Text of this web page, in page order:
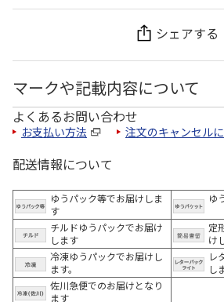
シェアする
マークや記載内容について
よくあるお問い合わせ
お支払い方法 注文のキャンセル
配送情報について
ゆうパック等でお届けしま
す
ゆ
チルドゆうパックでお届け
します
定
け
冷凍ゆうパックでお届けし
ます。
レ
し
佐川急便でのお届けとなり
ます